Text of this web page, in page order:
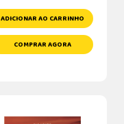
ADICIONAR AO CARRINHO
COMPRAR AGORA